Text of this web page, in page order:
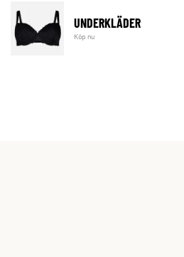
UNDERKLÄDER
Köp nu